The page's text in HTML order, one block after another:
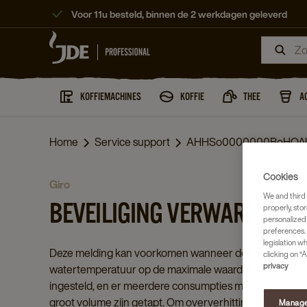
Voor 11u besteld, binnen de 2 werkdagen geleverd
KOFFIEMACHINES KOFFIE THEE
Home Service support
giro
BEVEILIGING
Deze melding kan voorkomen wanneer de
watertemperatuur op de maximale waarde is
ingesteld, en er meerdere consumpties met een
groot volume zijn getapt. Om oververhitting te
Cookies
We and
properly,
legislation
clicking on
privacy